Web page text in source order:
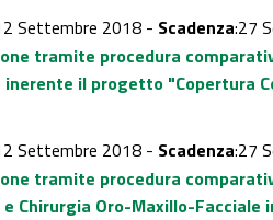
Settembre 2018 - Scadenza:27
tramite procedura
il progetto "Copertura
Settembre 2018 - Scadenza:27
tramite procedura
Chirurgia Oro-Maxillo-